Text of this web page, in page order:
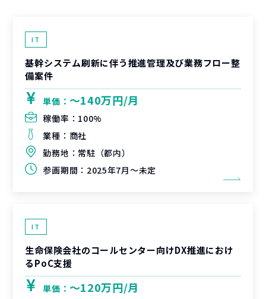
IT
基幹システム刷新に伴う推進管理及び業務フロー整
備案件
単価： 〜140万円/月
稼働率： 100%
業種： 商社
勤務地： 常駐（都内）
参画期間： 2025年7月～未定
IT
生命保険会社のコールセンター向けDX推進におけ
るPoC支援
単価： 〜120万円/月